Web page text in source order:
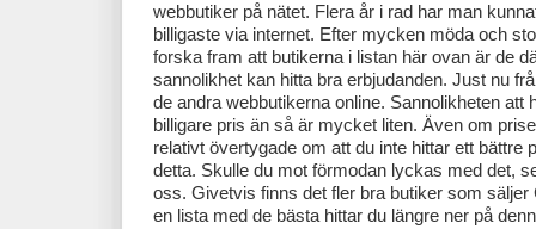
webbutiker på nätet. Flera år i rad har man
billigaste via internet. Efter mycken möda och
forska fram att butikerna i listan här ovan är de
sannolikhet kan hitta bra erbjudanden. Just nu
de andra webbutikerna online. Sannolikheten att
billigare pris än så är mycket liten. Även om
relativt övertygade om att du inte hittar ett bättre
detta. Skulle du mot förmodan lyckas med det,
oss. Givetvis finns det fler bra butiker som säljer
en lista med de bästa hittar du längre ner på